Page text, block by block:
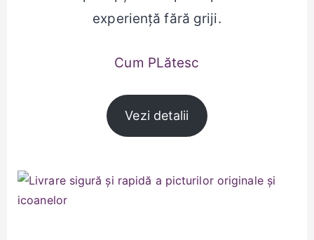
experiență fără griji.
Cum PLătesc
Vezi detalii